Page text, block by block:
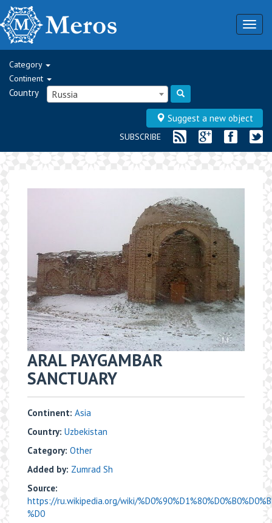
Category
Continent
Country Russia
Suggest a new object
SUBSCRIBE
ARAL PAYGAMBAR
SANCTUARY
Continent: Asia
Country: Uzbekistan
Category: Other
Added by: Zumrad Sh
Source:
https://ru.wikipedia.org/wiki/
%D0